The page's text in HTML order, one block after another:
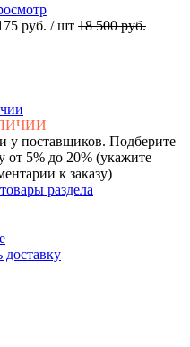
руб. / шт 18 500 руб.
у поставщиков. Подберите
5% до 20% (укажите
к заказу)
раздела
доставку